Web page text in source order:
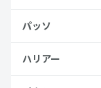
パッソ
ハリアー